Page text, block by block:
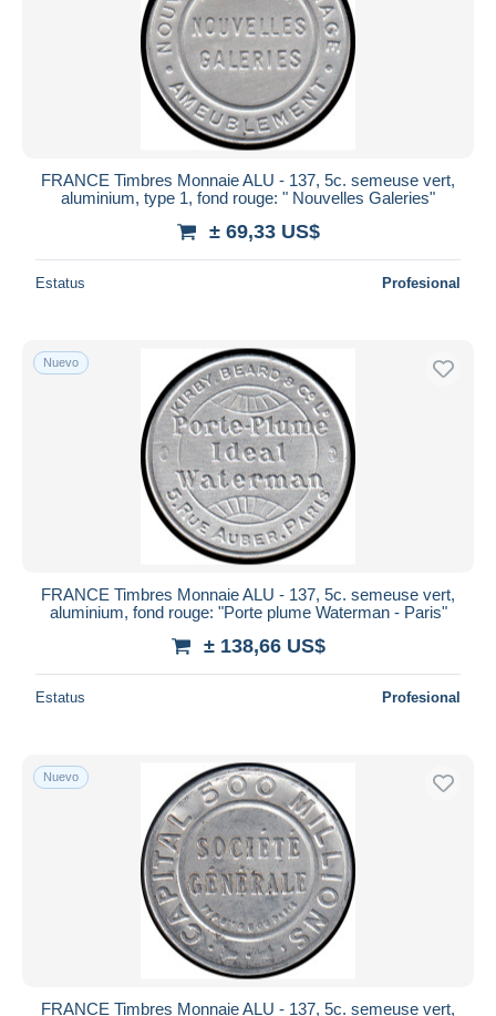
FRANCE Timbres Monnaie ALU - 137, 5c. semeuse vert,
aluminium, type 1, fond rouge: " Nouvelles Galeries"
± 69,33 US$
Estatus Profesional
Nuevo
FRANCE Timbres Monnaie ALU - 137, 5c. semeuse vert,
aluminium, fond rouge: "Porte plume Waterman - Paris"
± 138,66 US$
Estatus Profesional
Nuevo
FRANCE Timbres Monnaie ALU - 137, 5c. semeuse vert,